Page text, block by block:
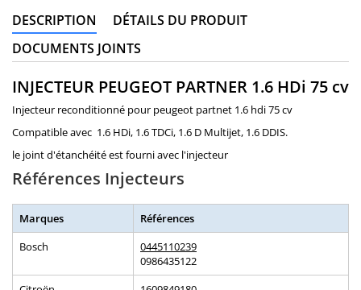
DESCRIPTION
DÉTAILS DU PRODUIT
DOCUMENTS JOINTS
INJECTEUR PEUGEOT PARTNER 1.6 HDi 75 cv
Injecteur reconditionné pour peugeot partnet 1.6 hdi 75 cv
Compatible avec 1.6 HDi, 1.6 TDCi, 1.6 D Multijet, 1.6 DDIS.
le joint d'étanchéité est fourni avec l'injecteur
Références Injecteurs
Marques
Références
Bosch
0445110239
0986435122